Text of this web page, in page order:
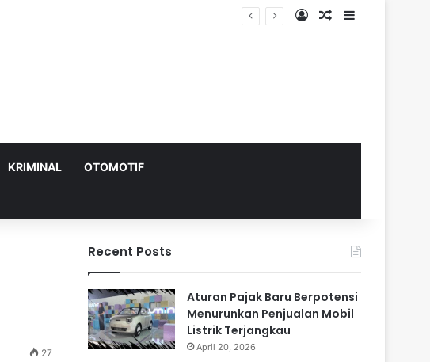
Log InRandom Article
Sidebar
KRIMINAL OTOMOTIF
27
Recent Posts
Aturan Pajak Baru Berpotensi
Menurunkan Penjualan Mobil
Listrik Terjangkau
April 20, 2026